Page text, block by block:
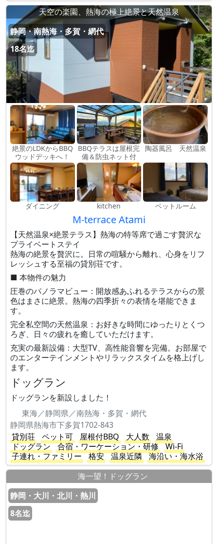
天空の楽園、熱海の極上絶景と天然温泉
静岡・南熱海・多賀・網代
18名迄
絶景のLDKからBBQ
ウッドデッキへ！
BBQテラスは屋根完
備＆防虫ネット付
陶器風呂 天然温泉
ダイニング kitchen ベットルーム
M-terrace Atami
【天然温泉×絶景テラス】熱海の特等席で過ごす贅沢な
プライベートステイ
熱海の絶景を贅沢に。日常の喧騒から離れ、心身をリフ
レッシュする至福の貸別荘です。
■ 本物件の魅力
圧巻のパノラマビュー：開放感あふれるテラスからの景
色はまさに絶景。熱海の四季折々の表情を堪能できま
す。
完全私空間の天然温泉：お好きな時間にゆったりとくつ
ろぎ、日々の疲れを癒していただけます。
充実の最新設備：大型TV、高性能音響を完備。お部屋で
のエンターテインメントやリラックスタイムを格上げし
ます。
ドッグラン
ドッグランを新設しました！
東海／静岡県／南熱海・多賀・網代
静岡県熱海市下多賀1702-843
貸別荘
ペット可 屋根付BBQ 大人数
温泉
ドッグラン
合宿・ワーケーション・研修
Wi-Fi
子連れ・ファミリー
格安 温泉近隣
海沿い・海水浴
海一望！ドッグラン
静岡・大川・北川・熱川
8名迄